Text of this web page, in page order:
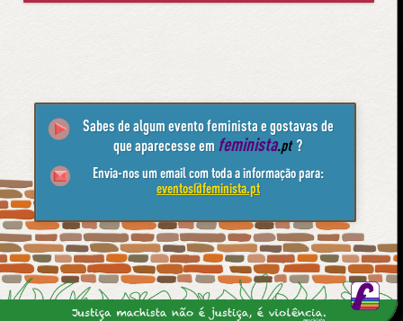
Sabes de algum evento feminista e gostavas de
que aparecesse em feminista.pt ?
Envia-nos um email com toda a informação para:
eventos@feminista.pt